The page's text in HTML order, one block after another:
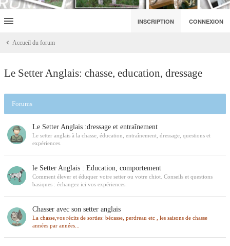
INSCRIPTION CONNEXION
Accueil du forum
Le Setter Anglais: chasse, education, dressage
Forums
Le Setter Anglais :dressage et entraînement
Le setter anglais à la chasse, éducation, entraînement, dressage, questions et
expériences.
le Setter Anglais : Education, comportement
Comment élever et éduquer votre setter ou votre chiot. Conseils et questions
basiques : échangez ici vos expériences.
Chasser avec son setter anglais
La chasse,vos récits de sorties: bécasse, perdreau etc , les saisons de chasse
années par années...